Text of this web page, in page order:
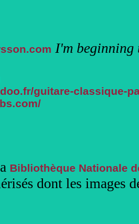
I'm
guitare-classique-
Bibliothèque Nationale
dont les images